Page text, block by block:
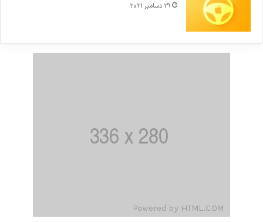
29 دسامبر 2021